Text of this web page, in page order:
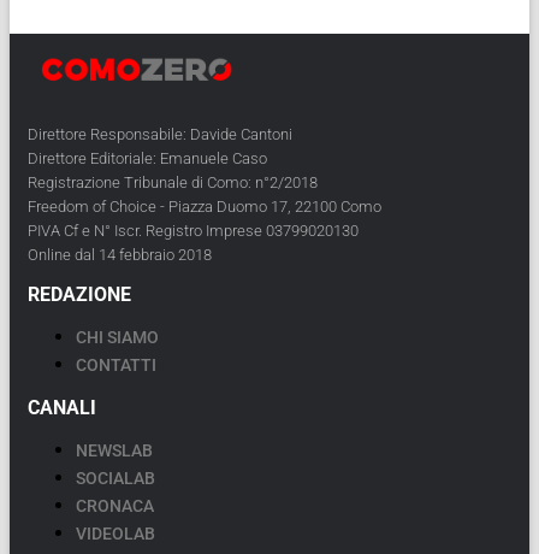
Direttore Responsabile: Davide Cantoni
Direttore Editoriale: Emanuele Caso
Registrazione Tribunale di Como: n°2/2018
Freedom of Choice - Piazza Duomo 17, 22100 Como
PIVA Cf e N° Iscr. Registro Imprese 03799020130
Online dal 14 febbraio 2018
REDAZIONE
CHI SIAMO
CONTATTI
CANALI
NEWSLAB
SOCIALAB
CRONACA
VIDEOLAB